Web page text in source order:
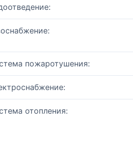
пожаротушения:
отопления: